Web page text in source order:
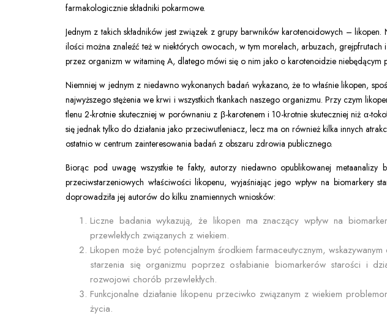
farmakologicznie składniki pokarmowe.
Jednym z takich składników jest związek z grupy barwników karotenoidowych –
ilości można znaleźć też w niektórych owocach, w tym morelach, arbuzach,
przez organizm w witaminę A, dlatego mówi się o nim jako o karotenoidzie niebędącym
Niemniej w jednym z niedawno wykonanych badań wykazano, że to właśnie likopen,
najwyższego stężenia we krwi i wszystkich tkankach naszego organizmu. Przy czym
tlenu 2-krotnie skuteczniej w porównaniu z β-karotenem i 10-krotnie skuteczniej niż α-
się jednak tylko do działania jako przeciwutleniacz, lecz ma on również kilka innych
ostatnio w centrum zainteresowania badań z obszaru zdrowia publicznego.
Biorąc pod uwagę wszystkie te fakty, autorzy niedawno opublikowanej
przeciwstarzeniowych właściwości likopenu, wyjaśniając jego wpływ na
doprowadziła jej autorów do kilku znamiennych wniosków:
Liczne badania wykazują, że likopen ma znaczący wpływ na
przewlekłych związanych z wiekiem.
Likopen może być potencjalnym środkiem farmaceutycznym,
starzenia się organizmu poprzez osłabianie biomarkerów starości i
rozwojowi chorób przewlekłych.
Funkcjonalne działanie likopenu przeciwko związanym z wiekiem
życia.